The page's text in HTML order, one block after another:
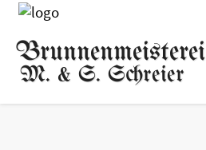
M. & S. Schreier